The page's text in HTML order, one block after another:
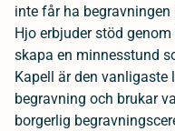
inte får ha
Hjo erbjuder stöd
skapa en minnesstund
Kapell är den vanligaste
begravning och brukar
borgerlig